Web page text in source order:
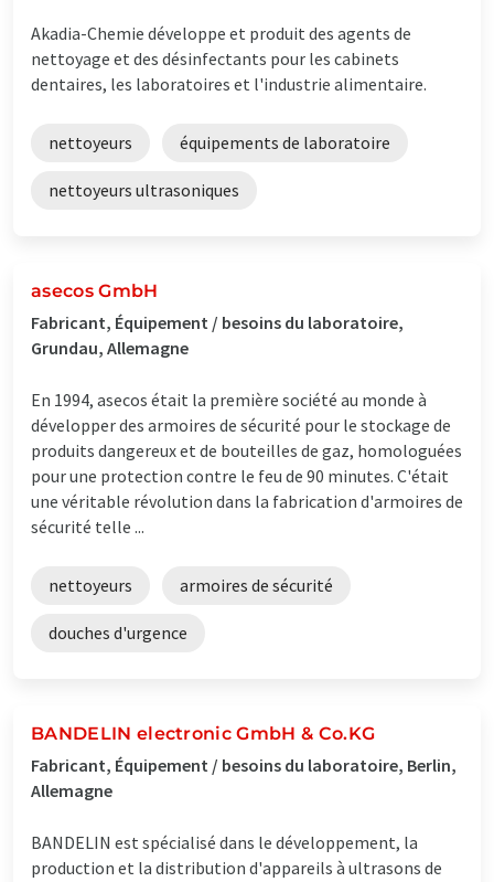
Akadia-Chemie développe et produit des agents de
nettoyage et des désinfectants pour les cabinets
dentaires, les laboratoires et l'industrie alimentaire.
nettoyeurs équipements de laboratoire
nettoyeurs ultrasoniques
asecos GmbH
Fabricant, Équipement / besoins du laboratoire,
Grundau, Allemagne
En 1994, asecos était la première société au monde à
développer des armoires de sécurité pour le stockage de
produits dangereux et de bouteilles de gaz, homologuées
pour une protection contre le feu de 90 minutes. C'était
une véritable révolution dans la fabrication d'armoires de
sécurité telle ...
nettoyeurs armoires de sécurité
douches d'urgence
BANDELIN electronic GmbH & Co.KG
Fabricant, Équipement / besoins du laboratoire, Berlin,
Allemagne
BANDELIN est spécialisé dans le développement, la
production et la distribution d'appareils à ultrasons de